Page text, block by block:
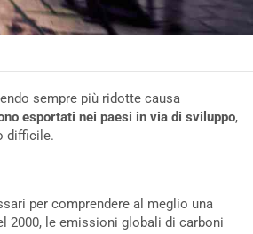
sempre più ridotte causa
esportati nei paesi in via di sviluppo,
difficile.
per comprendere al meglio una
2000, le emissioni globali di carboni